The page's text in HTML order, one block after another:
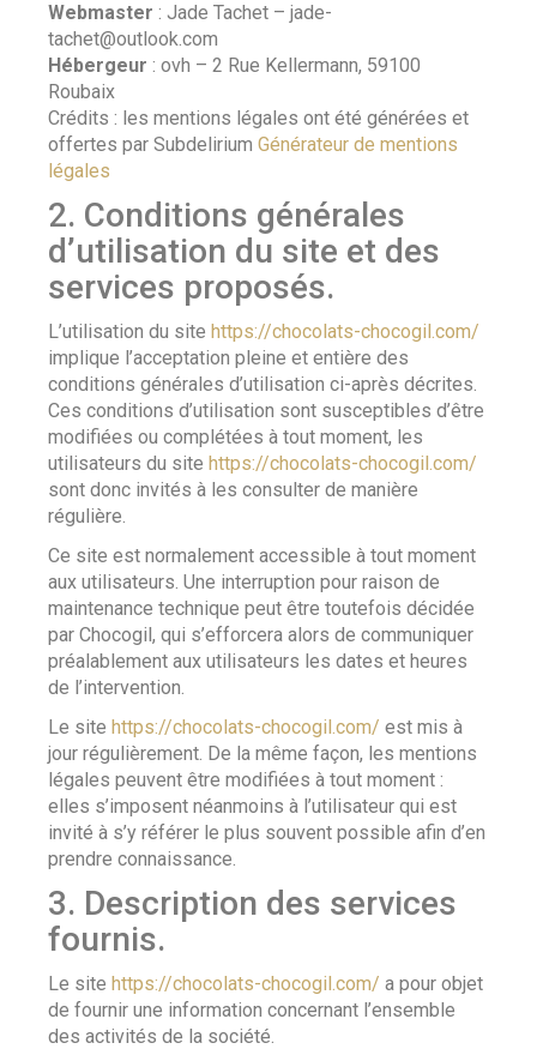
Webmaster : Jade Tachet – jade-
tachet@outlook.com
Hébergeur : ovh – 2 Rue Kellermann, 59100
Roubaix
Crédits : les mentions légales ont été générées et
offertes par Subdelirium Générateur de mentions
légales
2. Conditions générales
d’utilisation du site et des
services proposés.
L’utilisation du site https://chocolats-chocogil.com/
implique l’acceptation pleine et entière des
conditions générales d’utilisation ci-après décrites.
Ces conditions d’utilisation sont susceptibles d’être
modifiées ou complétées à tout moment, les
utilisateurs du site https://chocolats-chocogil.com/
sont donc invités à les consulter de manière
régulière.
Ce site est normalement accessible à tout moment
aux utilisateurs. Une interruption pour raison de
maintenance technique peut être toutefois décidée
par Chocogil, qui s’efforcera alors de communiquer
préalablement aux utilisateurs les dates et heures
de l’intervention.
Le site https://chocolats-chocogil.com/ est mis à
jour régulièrement. De la même façon, les mentions
légales peuvent être modifiées à tout moment :
elles s’imposent néanmoins à l’utilisateur qui est
invité à s’y référer le plus souvent possible afin d’en
prendre connaissance.
3. Description des services
fournis.
Le site https://chocolats-chocogil.com/ a pour objet
de fournir une information concernant l’ensemble
des activités de la société.